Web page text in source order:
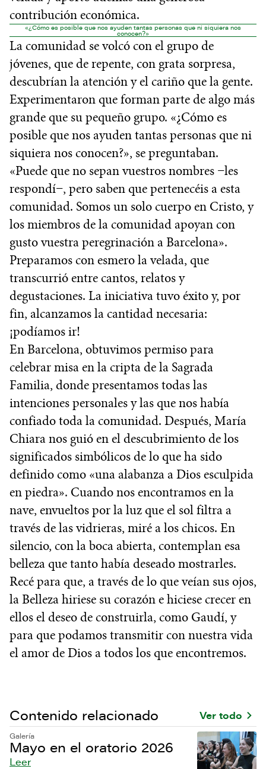
contribución económica.
«¿Cómo es posible que nos ayuden tantas personas que ni siquiera nos
conocen?»
La comunidad se volcó con el grupo de
jóvenes, que de repente, con grata sorpresa,
descubrían la atención y el cariño que la gente.
Experimentaron que forman parte de algo más
grande que su pequeño grupo. «¿Cómo es
posible que nos ayuden tantas personas que ni
siquiera nos conocen?», se preguntaban.
«Puede que no sepan vuestros nombres −les
respondí−, pero saben que pertenecéis a esta
comunidad. Somos un solo cuerpo en Cristo, y
los miembros de la comunidad apoyan con
gusto vuestra peregrinación a Barcelona».
Preparamos con esmero la velada, que
transcurrió entre cantos, relatos y
degustaciones. La iniciativa tuvo éxito y, por
fin, alcanzamos la cantidad necesaria:
¡podíamos ir!
En Barcelona, obtuvimos permiso para
celebrar misa en la cripta de la Sagrada
Familia, donde presentamos todas las
intenciones personales y las que nos había
confiado toda la comunidad. Después, María
Chiara nos guió en el descubrimiento de los
significados simbólicos de lo que ha sido
definido como «una alabanza a Dios esculpida
en piedra». Cuando nos encontramos en la
nave, envueltos por la luz que el sol filtra a
través de las vidrieras, miré a los chicos. En
silencio, con la boca abierta, contemplan esa
belleza que tanto había deseado mostrarles.
Recé para que, a través de lo que veían sus ojos,
la Belleza hiriese su corazón e hiciese crecer en
ellos el deseo de construirla, como Gaudí, y
para que podamos transmitir con nuestra vida
el amor de Dios a todos los que encontremos.
Contenido relacionado Ver todo
Galería
Mayo en el oratorio 2026
Leer